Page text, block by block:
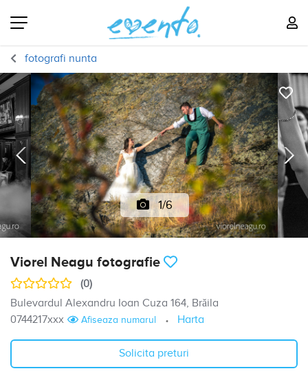
fotografi nunta
1/6
Viorel Neagu fotografie
(0)
Bulevardul Alexandru Ioan Cuza 164, Brăila
0744217xxx
Afiseaza numarul Harta
Solicita preturi